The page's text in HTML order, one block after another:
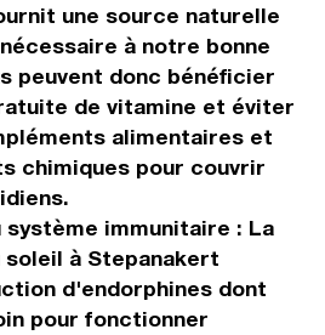
une source naturelle
à notre bonne
peuvent donc bénéficier
de vitamine et éviter
alimentaires et
chimiques pour couvrir
immunitaire : La
à Stepanakert
d'endorphines dont
pour fonctionner